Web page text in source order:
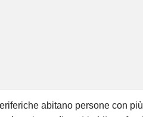
abitano persone con più